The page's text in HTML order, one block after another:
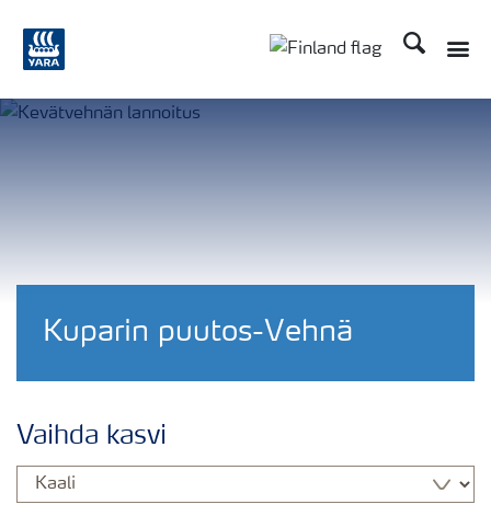
Etsi
Kuparin puutos-Vehnä
Vaihda kasvi